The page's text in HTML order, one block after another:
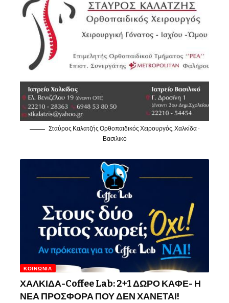
Σταύρος Καλατζής Ορθοπαιδικός Χειρουργός, Χαλκίδα -
Βασιλικό
ΚΟΙΝΩΝΊΑ
ΧΑΛΚΙΔΑ-Coffee Lab: 2+1 ΔΩΡΟ ΚΑΦΕ- Η
ΝΕΑ ΠΡΟΣΦΟΡΑ ΠΟΥ ΔΕΝ ΧΑΝΕΤΑΙ!